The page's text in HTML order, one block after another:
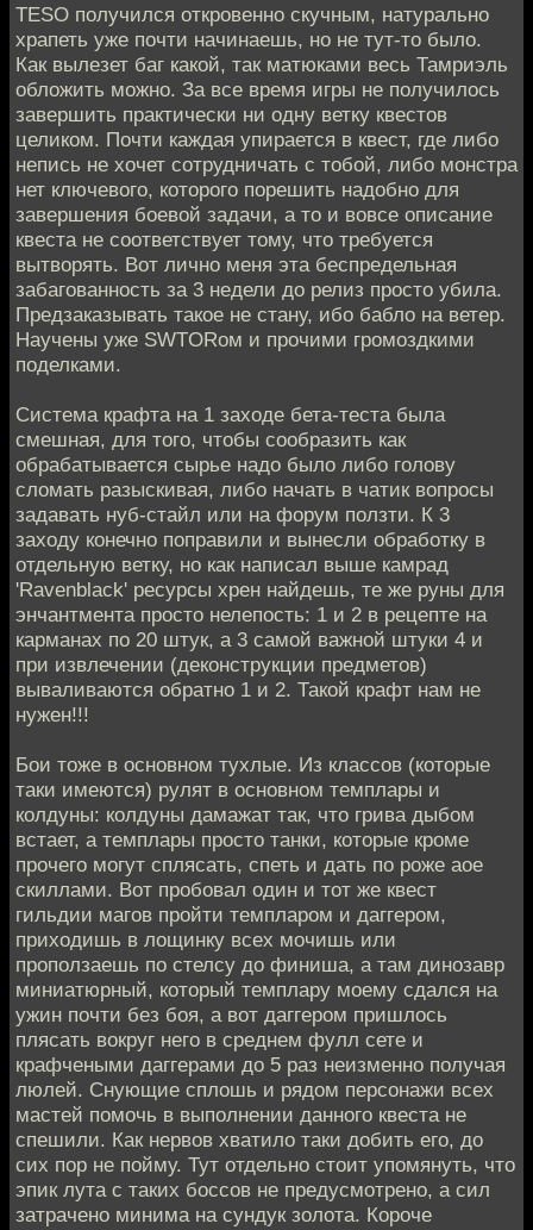
TESO получился откровенно скучным, натурально
храпеть уже почти начинаешь, но не тут-то было.
Как вылезет баг какой, так матюками весь Тамриэль
обложить можно. За все время игры не получилось
завершить практически ни одну ветку квестов
целиком. Почти каждая упирается в квест, где либо
непись не хочет сотрудничать с тобой, либо монстра
нет ключевого, которого порешить надобно для
завершения боевой задачи, а то и вовсе описание
квеста не соответствует тому, что требуется
вытворять. Вот лично меня эта беспредельная
забагованность за 3 недели до релиз просто убила.
Предзаказывать такое не стану, ибо бабло на ветер.
Научены уже SWTORом и прочими громоздкими
поделками.
Система крафта на 1 заходе бета-теста была
смешная, для того, чтобы сообразить как
обрабатывается сырье надо было либо голову
сломать разыскивая, либо начать в чатик вопросы
задавать нуб-стайл или на форум ползти. К 3
заходу конечно поправили и вынесли обработку в
отдельную ветку, но как написал выше камрад
'Ravenblack' ресурсы хрен найдешь, те же руны для
энчантмента просто нелепость: 1 и 2 в рецепте на
карманах по 20 штук, а 3 самой важной штуки 4 и
при извлечении (деконструкции предметов)
вываливаются обратно 1 и 2. Такой крафт нам не
нужен!!!
Бои тоже в основном тухлые. Из классов (которые
таки имеются) рулят в основном темплары и
колдуны: колдуны дамажат так, что грива дыбом
встает, а темплары просто танки, которые кроме
прочего могут сплясать, спеть и дать по роже аое
скиллами. Вот пробовал один и тот же квест
гильдии магов пройти темпларом и даггером,
приходишь в лощинку всех мочишь или
проползаешь по стелсу до финиша, а там динозавр
миниатюрный, который темплару моему сдался на
ужин почти без боя, а вот даггером пришлось
плясать вокруг него в среднем фулл сете и
крафчеными даггерами до 5 раз неизменно получая
люлей. Снующие сплошь и рядом персонажи всех
мастей помочь в выполнении данного квеста не
спешили. Как нервов хватило таки добить его, до
сих пор не пойму. Тут отдельно стоит упомянуть, что
эпик лута с таких боссов не предусмотрено, а сил
затрачено минима на сундук золота. Короче